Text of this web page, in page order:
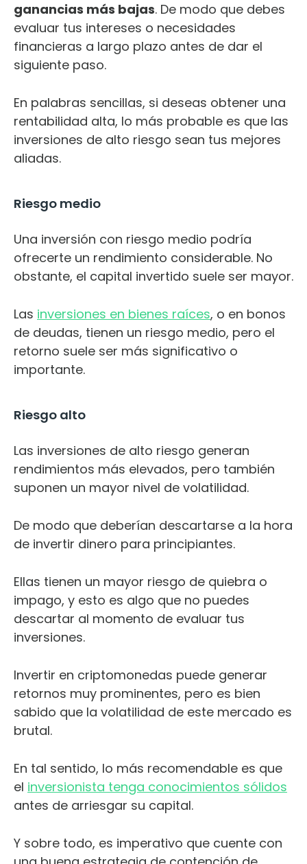
ganancias más bajas. De modo que debes
evaluar tus intereses o necesidades
financieras a largo plazo antes de dar el
siguiente paso.
En palabras sencillas, si deseas obtener una
rentabilidad alta, lo más probable es que las
inversiones de alto riesgo sean tus mejores
aliadas.
Riesgo medio
Una inversión con riesgo medio podría
ofrecerte un rendimiento considerable. No
obstante, el capital invertido suele ser mayor.
Las inversiones en bienes raíces, o en bonos
de deudas, tienen un riesgo medio, pero el
retorno suele ser más significativo o
importante.
Riesgo alto
Las inversiones de alto riesgo generan
rendimientos más elevados, pero también
suponen un mayor nivel de volatilidad.
De modo que deberían descartarse a la hora
de invertir dinero para principiantes.
Ellas tienen un mayor riesgo de quiebra o
impago, y esto es algo que no puedes
descartar al momento de evaluar tus
inversiones.
Invertir en criptomonedas puede generar
retornos muy prominentes, pero es bien
sabido que la volatilidad de este mercado es
brutal.
En tal sentido, lo más recomendable es que
el inversionista tenga conocimientos sólidos
antes de arriesgar su capital.
Y sobre todo, es imperativo que cuente con